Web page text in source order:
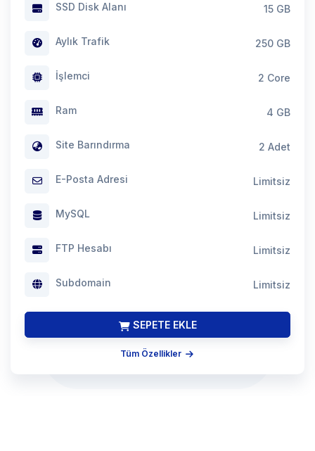
SSD Disk Alanı 15 GB
Aylık Trafik 250 GB
İşlemci 2 Core
Ram 4 GB
Site Barındırma 2 Adet
E-Posta Adresi Limitsiz
MySQL Limitsiz
FTP Hesabı Limitsiz
Subdomain Limitsiz
SEPETE EKLE
Tüm Özellikler